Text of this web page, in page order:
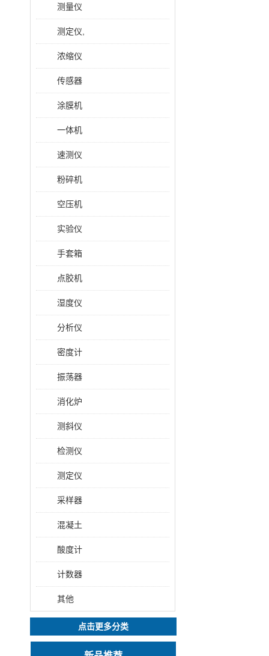
测量仪
测定仪,
浓缩仪
传感器
涂膜机
一体机
速测仪
粉碎机
空压机
实验仪
手套箱
点胶机
湿度仪
分析仪
密度计
振荡器
消化炉
测斜仪
检测仪
测定仪
采样器
混凝土
酸度计
计数器
其他
点击更多分类